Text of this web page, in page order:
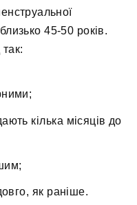
45-50 років.
кілька місяців до
як раніше.